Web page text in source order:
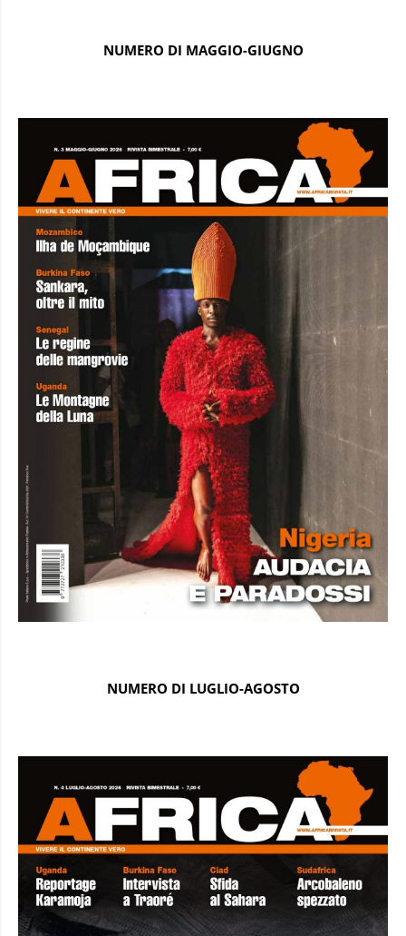
NUMERO DI MAGGIO-GIUGNO
NUMERO DI LUGLIO-AGOSTO